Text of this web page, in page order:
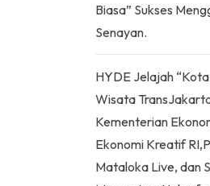
Biasa” Sukses
Senayan.
HYDE Jelajah
Wisata
Kementerian
Ekonomi Kreatif
Mataloka Live, dan